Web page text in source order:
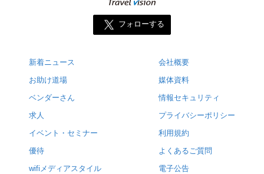
フォローする
新着ニュース
お助け道場
ベンダーさん
求人
イベント・セミナー
優待
wifiメディアスタイル
会社概要
媒体資料
情報セキュリティ
プライバシーポリシー
利用規約
よくあるご質問
電子公告